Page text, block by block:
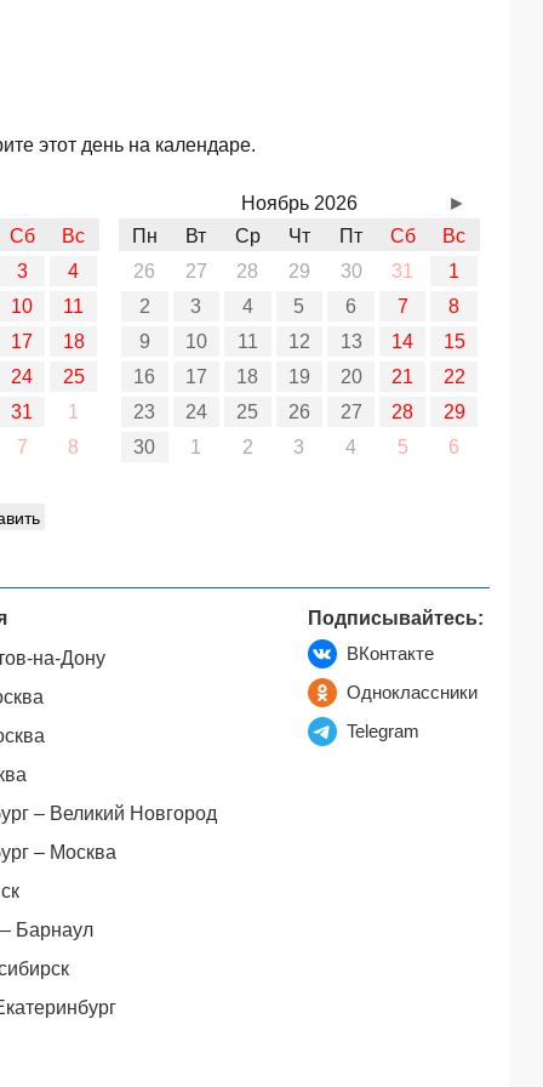
этот день на календаре.
Сб
Вс
3
4
10
11
17
18
24
25
31
1
7
8
Ноябрь 2026
Пн
Вт Ср Чт Пт Сб
Вс
26
27 28 29 30 31
1
2
3 4 5 6 7
8
9
10 11 12 13 14
15
16
17 18 19 20 21
22
23
24 25 26 27 28
29
30
1 2 3 4 5 6
►
на-Дону
– Великий Новгород
– Москва
Барнаул
Подписывайтесь:
ВКонтакте
Одноклассники
Telegram